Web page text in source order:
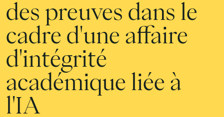
Intégrations
Vérificateur de plagiat
Détection multilingue par IA
Cas d'utilisation
Entreprise
Blog
des preuves dans le
cadre d'une affaire
d'intégrité
académique liée à
l'IA